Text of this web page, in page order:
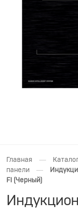
Главная —
панели
—
FI (Черный)